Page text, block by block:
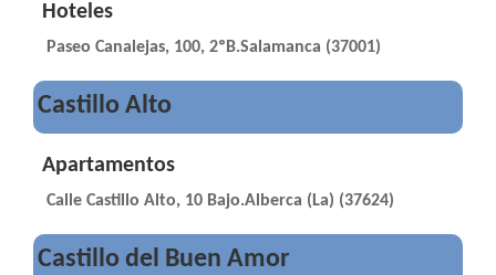
Hoteles
Paseo Canalejas, 100, 2ºB.Salamanca (37001)
Castillo Alto
Apartamentos
Calle Castillo Alto, 10 Bajo.Alberca (La) (37624)
Castillo del Buen Amor